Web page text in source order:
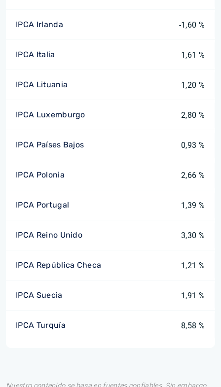
IPCA Irlanda -1,60 %
IPCA Italia 1,61 %
IPCA Lituania 1,20 %
IPCA Luxemburgo 2,80 %
IPCA Países Bajos 0,93 %
IPCA Polonia 2,66 %
IPCA Portugal 1,39 %
IPCA Reino Unido 3,30 %
IPCA República Checa 1,21 %
IPCA Suecia 1,91 %
IPCA Turquía 8,58 %